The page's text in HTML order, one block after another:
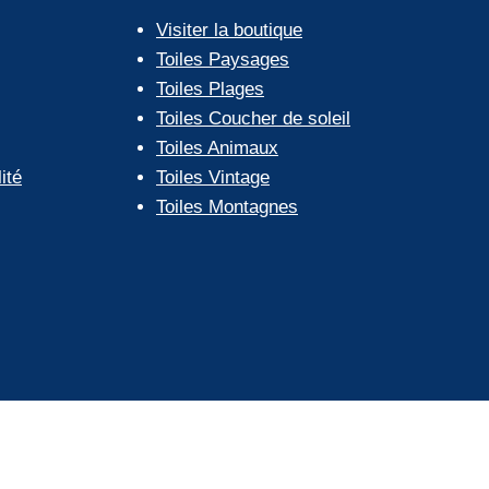
Visiter la boutique
Toiles Paysages
Toiles Plages
Toiles Coucher de soleil
Toiles Animaux
Toiles Vintage
Toiles Montagnes